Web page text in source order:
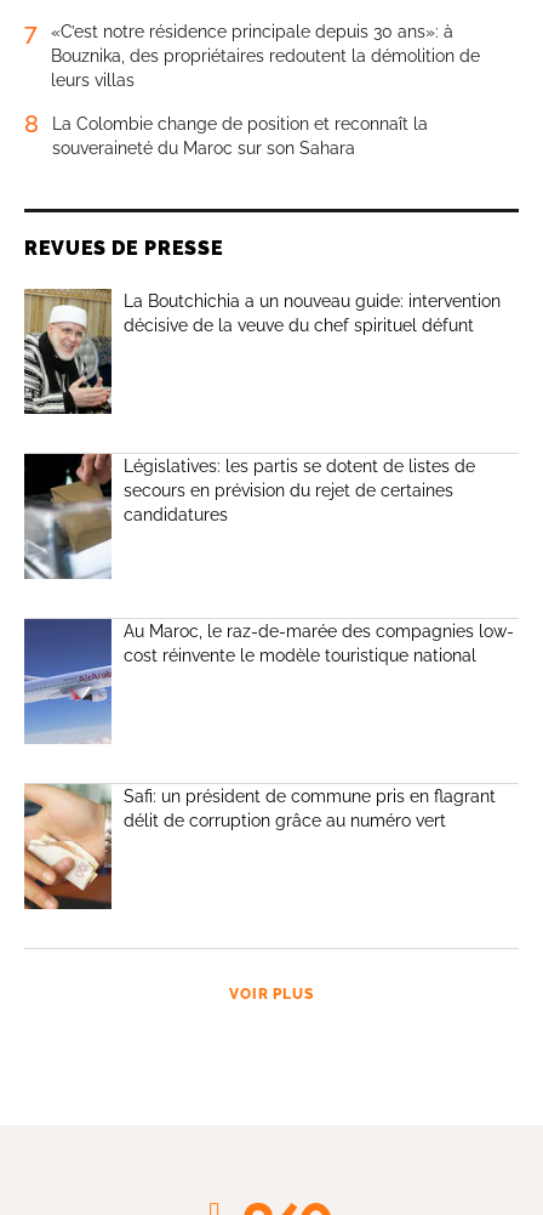
7
«C’est notre résidence principale depuis 30 ans»: à
Bouznika, des propriétaires redoutent la démolition de
leurs villas
8
La Colombie change de position et reconnaît la
souveraineté du Maroc sur son Sahara
REVUES DE PRESSE
La Boutchichia a un nouveau guide: intervention
décisive de la veuve du chef spirituel défunt
Législatives: les partis se dotent de listes de
secours en prévision du rejet de certaines
candidatures
Au Maroc, le raz-de-marée des compagnies low-
cost réinvente le modèle touristique national
Safi: un président de commune pris en flagrant
délit de corruption grâce au numéro vert
VOIR PLUS